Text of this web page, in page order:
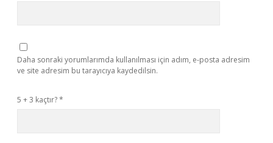
Daha sonraki yorumlarımda kullanılması için adım, e-posta adresim
ve site adresim bu tarayıcıya kaydedilsin.
5 + 3 kaçtır?*